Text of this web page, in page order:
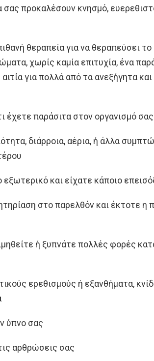
σας προκαλέσουν κνησμό,
θεραπεία για να θεραπεύσει
χωρίς καμία επιτυχία, ένα
για πολλά από τα ανεξήγητα
έχετε παράσιτα στον οργανισμό σας
διάρροια, αέρια, ή άλλα
και είχατε κάποιο
στο παρελθόν και έκτοτε η
ή ξυπνάτε πολλές φορές
ερεθισμούς ή εξανθήματα,
ύπνο σας
αρθρώσεις σας